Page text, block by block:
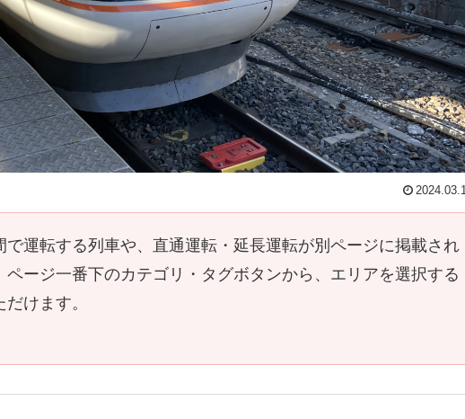
で運転する列車や、直通運転・延長運転が別ページに掲載され
ページ一番下のカテゴリ・タグボタンから、エリアを選択する
けます。